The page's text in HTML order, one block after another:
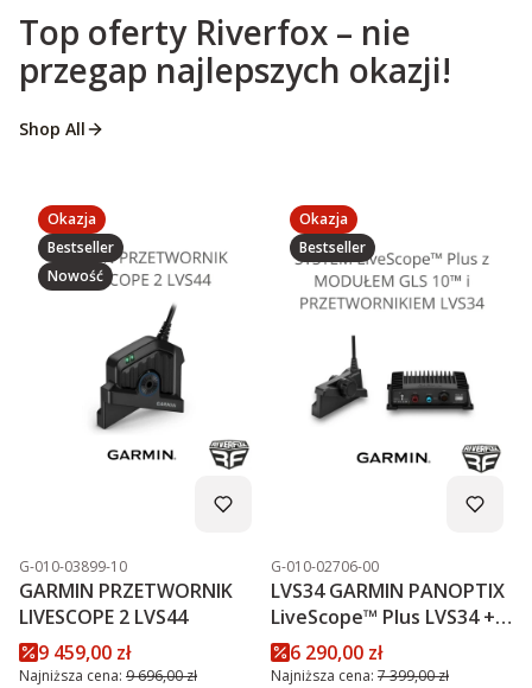
Top oferty Riverfox – nie
przegap najlepszych okazji!
Shop All
Okazja
Bestseller
Nowość
Kod produktu
G-010-03899-10
GARMIN PRZETWORNIK
LIVESCOPE 2 LVS44
Cena promocyjna
9 459,00 zł
Najniższa cena: 9 696,00 zł
Okazja
Bestseller
Kod produktu
G-010-02706-00
LVS34 GARMIN PANOPTIX
LiveScope™ Plus LVS34 +
MODUŁ GLS 10™
PROMOCJA
Cena promocyjna
6 290,00 zł
Najniższa cena: 7 399,00 zł